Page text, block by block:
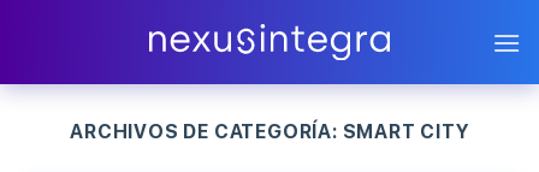
ARCHIVOS DE CATEGORÍA: SMART CITY